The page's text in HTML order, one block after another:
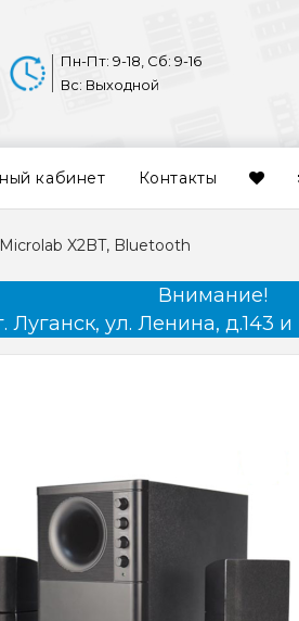
Пн-Пт: 9-18, Сб: 9-16
Вс: Выходной
кабинет Контакты
X2BT, Bluetooth
Внимание!
ул. Ленина, д.143